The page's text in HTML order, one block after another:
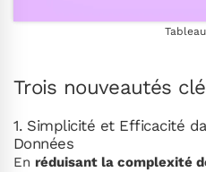
Trois nouveautés
1. Simplicité et Efficacité
Données
En réduisant la complexité